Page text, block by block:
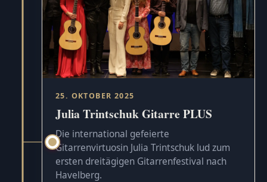
25. OKTOBER 2025
Julia Trintschuk Gitarre PLUS
Die international gefeierte
Gitarrenvirtuosin Julia Trintschuk lud zum
ersten dreitägigen Gitarrenfestival nach
Havelberg.